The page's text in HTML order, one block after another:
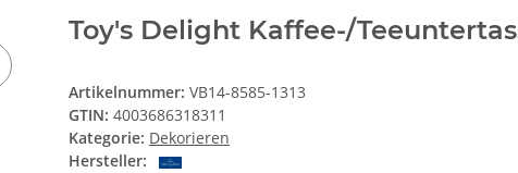
Toy's Delight Kaffee-/
Artikelnummer: VB14-8585-1313
GTIN: 4003686318311
Kategorie: Dekorieren
Hersteller: